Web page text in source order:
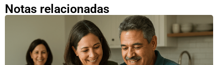
Notas relacionadas